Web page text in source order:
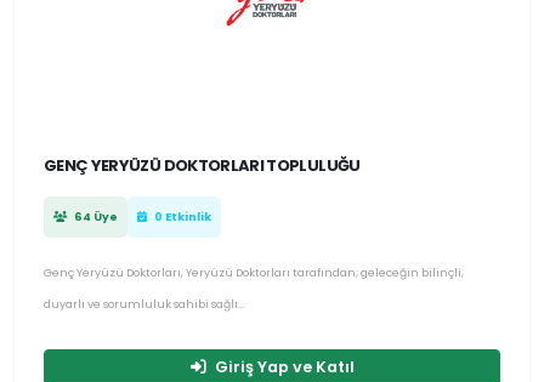
GENÇ YERYÜZÜ DOKTORLARI TOPLULUĞU
64 Üye 0 Etkinlik
Genç Yeryüzü Doktorları, Yeryüzü Doktorları tarafından; geleceğin bilinçli,
duyarlı ve sorumluluk sahibi sağlı...
Giriş Yap ve Katıl